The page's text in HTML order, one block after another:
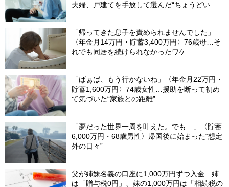
夫婦、戸建てを手放して選んだ“ちょうどいい
「帰ってきた息子を責められませんでした」
〈年金月14万円・貯蓄3,400万円〉76歳母…そ
れでも同居を続けられなかったワケ
「ばぁば、もう行かないね」〈年金月22万円・
貯蓄1,600万円〉74歳女性…援助を断って初め
て気づいた“家族との距離”
「夢だった世界一周を叶えた。でも…」〈貯蓄
6,000万円・68歳男性〉帰国後に始まった“想定
外の日々”
父が姉妹名義の口座に1,000万円ずつ入金…姉
は「贈与税0円」、妹の1,000万円は「相続税の